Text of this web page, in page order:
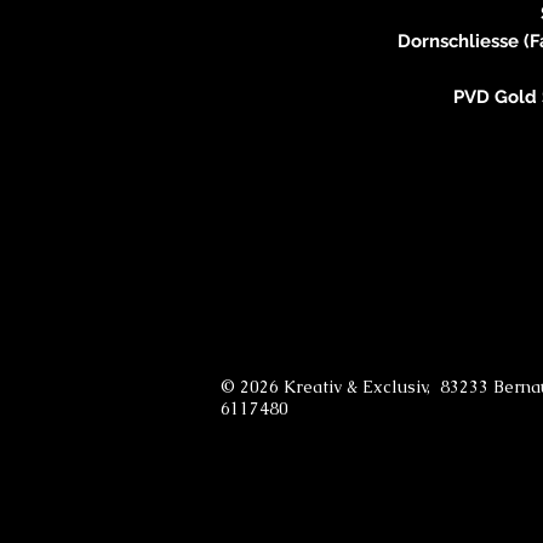
Dornschliesse
PVD
© 2026 Kreativ & Exclusiv, 83233
6117480